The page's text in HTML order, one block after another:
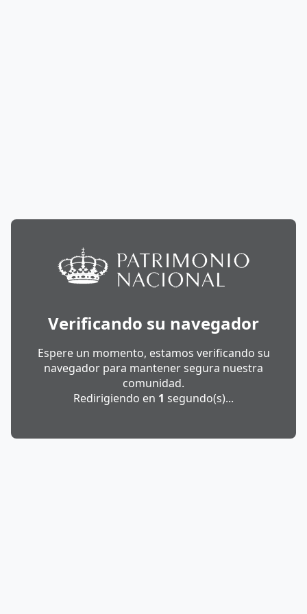
Verificando su navegador
Espere un momento, estamos verificando su
navegador para mantener segura nuestra
comunidad.
Redirigiendo en 1 segundo(s)...